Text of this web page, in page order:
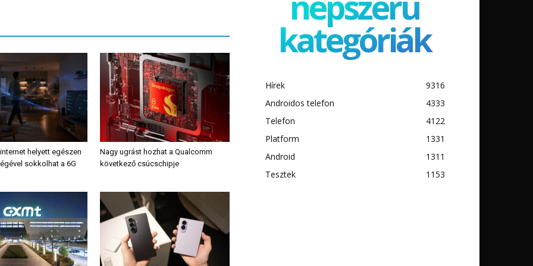
helyett egészen
sokkolhat a 6G
Nagy ugrást hozhat a Qualcomm
következő csúcschipje
kategóriák
Hírek
9316
Androidos telefon
4333
Telefon
4122
Platform
1331
Android
1311
Tesztek
1153